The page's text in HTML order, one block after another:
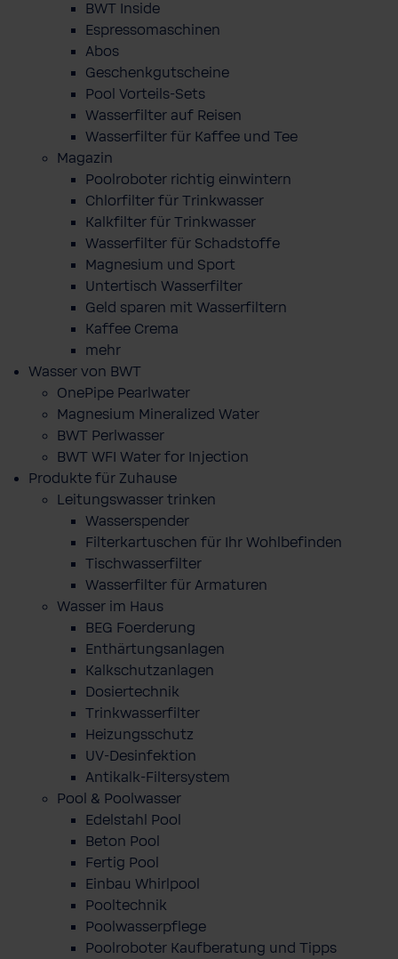
BWT Inside
Espressomaschinen
Abos
Geschenkgutscheine
Pool Vorteils-Sets
Wasserfilter auf Reisen
Wasserfilter für Kaffee und Tee
Magazin
Poolroboter richtig einwintern
Chlorfilter für Trinkwasser
Kalkfilter für Trinkwasser
Wasserfilter für Schadstoffe
Magnesium und Sport
Untertisch Wasserfilter
Geld sparen mit Wasserfiltern
Kaffee Crema
mehr
Wasser von BWT
OnePipe Pearlwater
Magnesium Mineralized Water
BWT Perlwasser
BWT WFI Water for Injection
Produkte für Zuhause
Leitungswasser trinken
Wasserspender
Filterkartuschen für Ihr Wohlbefinden
Tischwasserfilter
Wasserfilter für Armaturen
Wasser im Haus
BEG Foerderung
Enthärtungsanlagen
Kalkschutzanlagen
Dosiertechnik
Trinkwasserfilter
Heizungsschutz
UV-Desinfektion
Antikalk-Filtersystem
Pool & Poolwasser
Edelstahl Pool
Beton Pool
Fertig Pool
Einbau Whirlpool
Pooltechnik
Poolwasserpflege
Poolroboter Kaufberatung und Tipps